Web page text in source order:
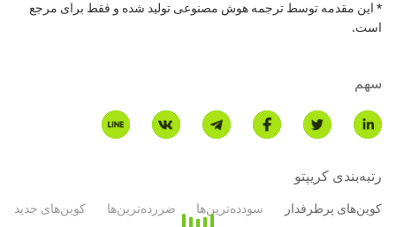
* این مقدمه توسط ترجمه هوش مصنوعی تولید شده و فقط برای مرجع
است.
سهم
رتبه‌بندی کریپتو
کوین‌های پرطرفدار سودده‌ترین‌ها ضررده‌ترین‌ها کوین‌های جدید